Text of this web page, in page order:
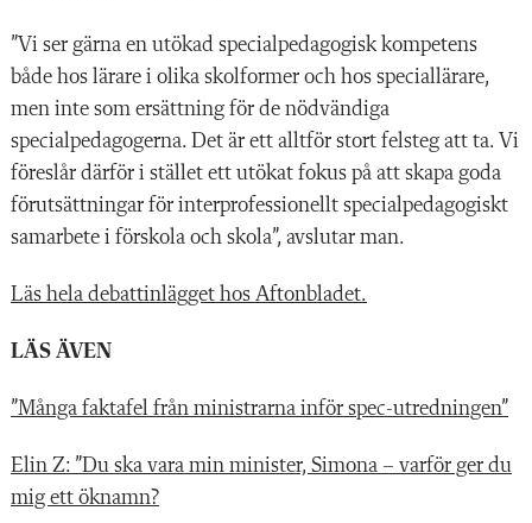
”Vi ser gärna en utökad specialpedagogisk kompetens
både hos lärare i olika skolformer och hos speciallärare,
men inte som ersättning för de nödvändiga
specialpedagogerna. Det är ett alltför stort felsteg att ta. Vi
föreslår därför i stället ett utökat fokus på att skapa goda
förutsättningar för interprofessionellt specialpedagogiskt
samarbete i förskola och skola”, avslutar man.
Läs hela debattinlägget hos Aftonbladet.
LÄS ÄVEN
”Många faktafel från ministrarna inför spec-utredningen”
Elin Z: ”Du ska vara min minister, Simona – varför ger du
mig ett öknamn?